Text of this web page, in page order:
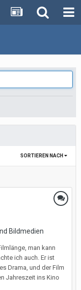
SORTIEREN NACH
Bildmedien
man kann
ich auch. Er ist
Drama, und der Film
Jahreszeit ins Kino